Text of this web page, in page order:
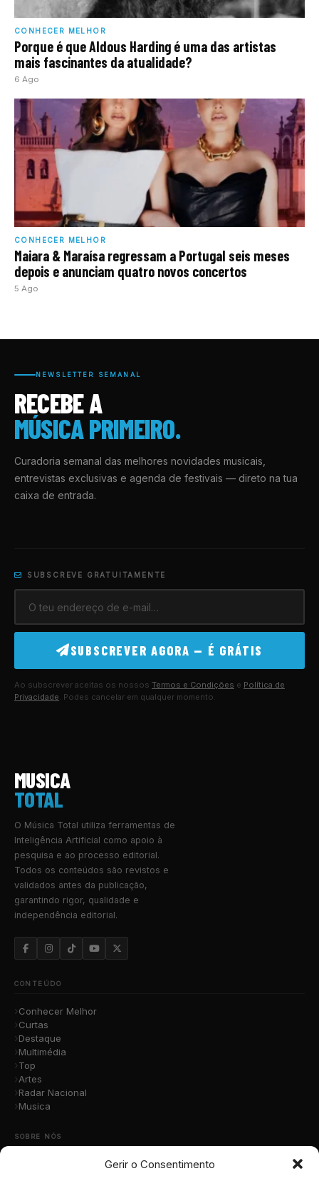
Gerir o Consentimento
CONHECER MELHOR
Porque é que Aldous Harding é uma das artistas
mais fascinantes da atualidade?
6 Ago
CONHECER MELHOR
Maiara & Maraísa regressam a Portugal seis meses
depois e anunciam quatro novos concertos
5 Ago
NEWSLETTER SEMANAL
RECEBE A
MÚSICA PRIMEIRO.
Curadoria semanal das melhores novidades musicais,
entrevistas exclusivas e agenda de festivais — direto na tua
caixa de entrada.
SUBSCREVE GRATUITAMENTE
SUBSCREVER AGORA — É GRÁTIS
Ao subscrever aceitas os nossos Termos e Condições e Política de
Privacidade. Podes cancelar em qualquer momento.
MUSICA
TOTAL
O Música Total utiliza ferramentas de
Inteligência Artificial como apoio à
pesquisa e ao processo editorial.
Todos os conteúdos são revistos e
validados antes da publicação,
garantindo rigor, qualidade e
independência editorial.
CONTEÚDO
Conhecer Melhor
Curtas
Destaque
Multimédia
Top
Artes
Radar Nacional
Musica
SOBRE NÓS